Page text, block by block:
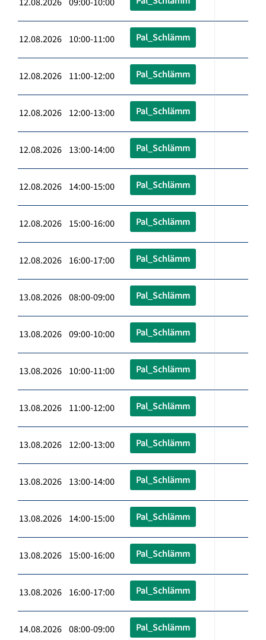
12.08.2026 10:00-11:00 Pal_Schlämm
12.08.2026 11:00-12:00 Pal_Schlämm
12.08.2026 12:00-13:00 Pal_Schlämm
12.08.2026 13:00-14:00 Pal_Schlämm
12.08.2026 14:00-15:00 Pal_Schlämm
12.08.2026 15:00-16:00 Pal_Schlämm
12.08.2026 16:00-17:00 Pal_Schlämm
13.08.2026 08:00-09:00 Pal_Schlämm
13.08.2026 09:00-10:00 Pal_Schlämm
13.08.2026 10:00-11:00 Pal_Schlämm
13.08.2026 11:00-12:00 Pal_Schlämm
13.08.2026 12:00-13:00 Pal_Schlämm
13.08.2026 13:00-14:00 Pal_Schlämm
13.08.2026 14:00-15:00 Pal_Schlämm
13.08.2026 15:00-16:00 Pal_Schlämm
13.08.2026 16:00-17:00 Pal_Schlämm
14.08.2026 08:00-09:00 Pal_Schlämm